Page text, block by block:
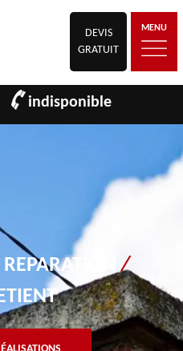
DEVIS
GRATUIT
MENU
indisponible
REPARATION/